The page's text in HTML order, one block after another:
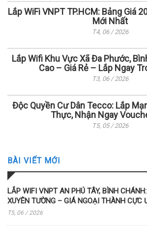
Lắp WiFi VNPT TP.HCM: Bảng Giá
Mới Nhất
T4, 06 / 2026
Lắp Wifi Khu Vực Xã Đa Phước,
Cao – Giá Rẻ – Lắp Ngay
T3, 06 / 2026
Độc Quyền Cư Dân Tecco: Lắp
Thực, Nhận Ngay
T5, 05 / 2026
BÀI VIẾT MỚI
LẮP WIFI VNPT AN PHÚ TÂY, BÌNH
XUYÊN TƯỜNG – GIÁ NGOẠI THÀNH CỰC
T5, 06 / 2026